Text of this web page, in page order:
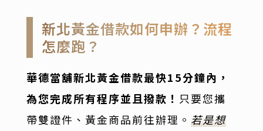
新北黃金借款如何申辦？流程
怎麼跑？
華德當舖新北黃金借款最快15分鐘內，
為您完成所有程序並且撥款！ 只要您攜
帶雙證件、黃金商品前往辦理。 若是想